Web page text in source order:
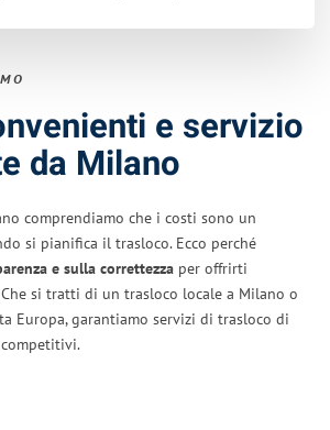
e servizio
da Milano
comprendiamo che i costi sono un
si pianifica il trasloco. Ecco perché
e sulla correttezza per offrirti
si tratti di un trasloco locale a Milano o
Europa, garantiamo servizi di trasloco di